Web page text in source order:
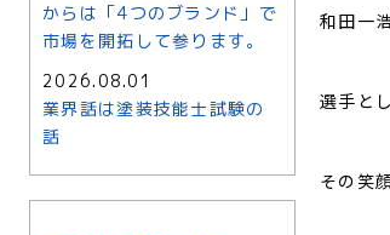
和田一
選手と
その笑
からは「4つのブランド」で
市場を開拓して参ります。
2026.08.01
業界話は塗装技能士試験の
話